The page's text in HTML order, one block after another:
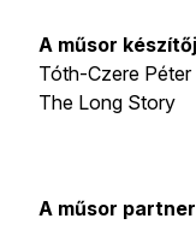
A műsor
Tóth-Czere Péter
The Long Story
A műsor